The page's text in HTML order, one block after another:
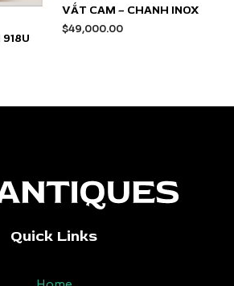
Được
xếp
hạng
0
VẮT CAM – CHANH INOX
$49,000.00
Quick Links